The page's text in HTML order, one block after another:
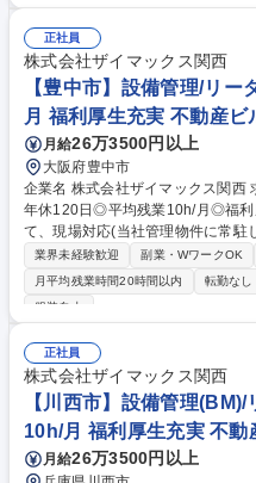
視、点検や各種法令に基づく業務
やレポート作成業務 ※建物の改変を伴う作業
歓迎【川西市】AI時代でもなくな
正社員
株式会社ザイマックス関西
【豊中市】設備管理/リ
月 福利厚生充実 不動産
月給26万3500円以上
大阪府豊中市
企業名 株式会社ザイマックス関西 求人名 【豊中市】設備管理/リーダー◎
年休120日◎平均残業10h/月◎福利厚生充実 仕事の内容
て、現場対応(当社管理物件に常駐
施)をメインに新人育成も一部お任
ップアップしていただくことを期待しておりま
件：同社が受託管理するオフィス
視、点検や各種法令に基づく業務
やレポート作成業務 ※建物の改変を伴う作業
市】設備管理/リーダー◎年休120
業界未経験歓迎 副業・WワークOK
月平均残業時間20時間以内
転勤なし
服装自由
正社員
株式会社ザイマックス関西
【川西市】設備管理
10h/月 福利厚生充実 不
月給26万3500円以上